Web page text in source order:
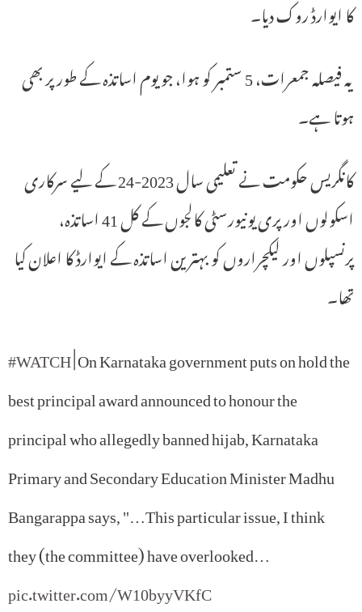
کا ایوارڈ روک دیا۔
یہ فیصلہ جمعرات، 5 ستمبر کو ہوا، جو یوم اساتذہ کے طور پر بھی
ہوتا ہے۔
کانگریس حکومت نے تعلیمی سال 2023-24 کے لیے سرکاری
اسکولوں اور پری یونیورسٹی کالجوں کے کل 41 اساتذہ،
پرنسپلوں اور لیکچراروں کو بہترین اساتذہ کے ایوارڈ کا اعلان کیا
تھا۔
#WATCH| On Karnataka government puts on hold the
best principal award announced to honour the
principal who allegedly banned hijab, Karnataka
Primary and Secondary Education Minister Madhu
Bangarappa says, "…This particular issue, I think
they (the committee) have overlooked…
pic.twitter.com/W10byyVKfC